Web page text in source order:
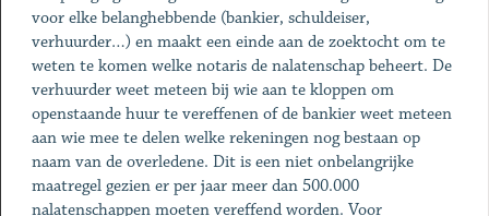
voor elke belanghebbende (bankier, schuldeiser,
verhuurder…) en maakt een einde aan de zoektocht om te
weten te komen welke notaris de nalatenschap beheert. De
verhuurder weet meteen bij wie aan te kloppen om
openstaande huur te vereffenen of de bankier weet meteen
aan wie mee te delen welke rekeningen nog bestaan op
naam van de overledene. Dit is een niet onbelangrijke
maatregel gezien er per jaar meer dan 500.000
nalatenschappen moeten vereffend worden. Voor